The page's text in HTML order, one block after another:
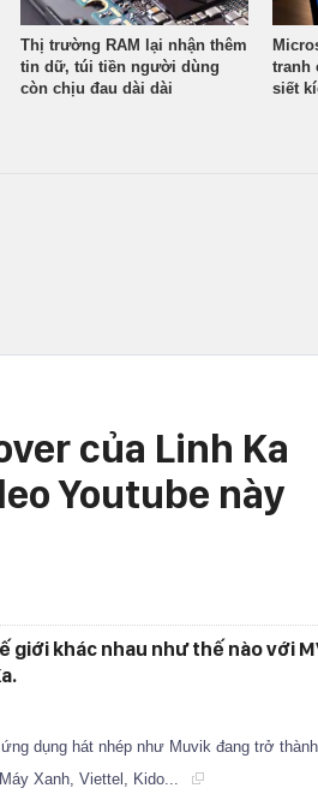
Thị trường RAM lại nhận thêm
tin dữ, túi tiền người dùng
còn chịu đau dài dài
tranh
siết
của Linh Ka
Youtube này
giới khác nhau như thế nào với
dụng hát nhép như Muvik đang trở
Xanh, Viettel, Kido...